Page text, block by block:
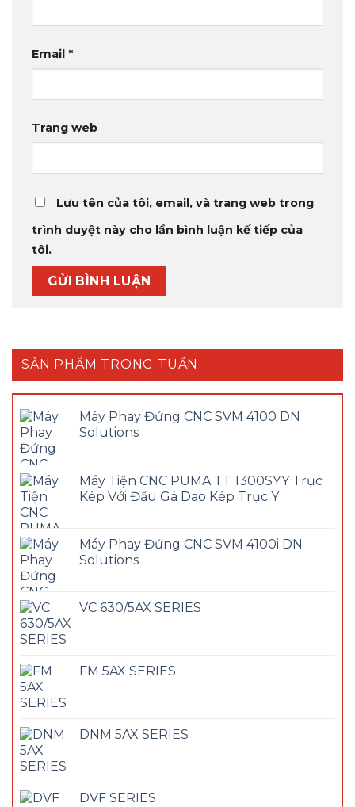
Email *
Trang web
Lưu tên của tôi, email, và trang web trong
trình duyệt này cho lần bình luận kế tiếp của
tôi.
SẢN PHẨM TRONG TUẦN
Máy Phay Đứng CNC SVM 4100 DN
Solutions
Máy Tiện CNC PUMA TT 1300SYY Trục
Kép Với Đầu Gá Dao Kép Trục Y
Máy Phay Đứng CNC SVM 4100i DN
Solutions
VC 630/5AX SERIES
FM 5AX SERIES
DNM 5AX SERIES
DVF SERIES